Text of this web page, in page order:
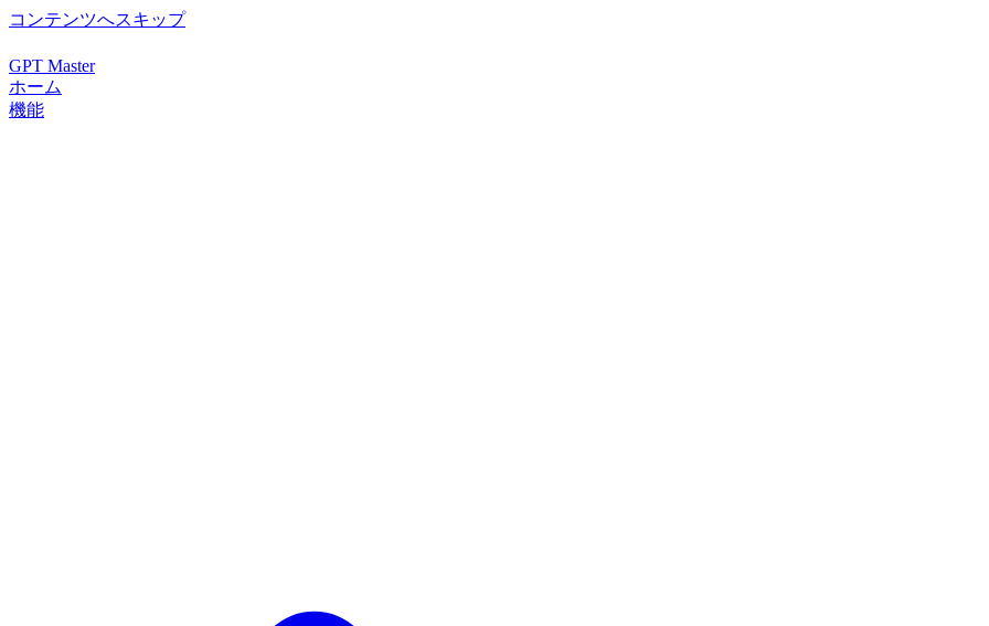
コンテンツへスキップ
GPT Master
ホーム
機能